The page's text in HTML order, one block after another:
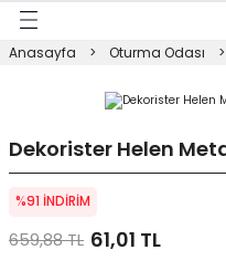
Masası
Dolabı
Anasayfa Oturma Odası
Dekorister Helen
%91 İNDİRİM
659,88 TL 61,01 TL